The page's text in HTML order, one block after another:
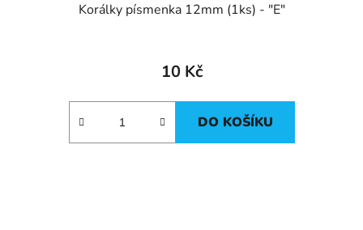
Korálky písmenka 12mm (1ks) - "E"
10 Kč
DO KOŠÍKU